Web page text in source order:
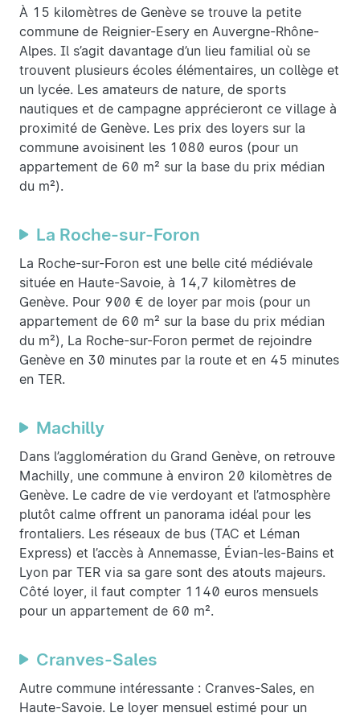
À 15 kilomètres de Genève se trouve la petite
commune de Reignier-Esery en Auvergne-Rhône-
Alpes. Il s’agit davantage d’un lieu familial où se
trouvent plusieurs écoles élémentaires, un collège et
un lycée. Les amateurs de nature, de sports
nautiques et de campagne apprécieront ce village à
proximité de Genève. Les prix des loyers sur la
commune avoisinent les 1080 euros (pour un
appartement de 60 m² sur la base du prix médian
du m²).
La Roche-sur-Foron
La Roche-sur-Foron est une belle cité médiévale
située en Haute-Savoie, à 14,7 kilomètres de
Genève. Pour 900 € de loyer par mois (pour un
appartement de 60 m² sur la base du prix médian
du m²), La Roche-sur-Foron permet de rejoindre
Genève en 30 minutes par la route et en 45 minutes
en TER.
Machilly
Dans l’agglomération du Grand Genève, on retrouve
Machilly, une commune à environ 20 kilomètres de
Genève. Le cadre de vie verdoyant et l’atmosphère
plutôt calme offrent un panorama idéal pour les
frontaliers. Les réseaux de bus (TAC et Léman
Express) et l’accès à Annemasse, Évian-les-Bains et
Lyon par TER via sa gare sont des atouts majeurs.
Côté loyer, il faut compter 1140 euros mensuels
pour un appartement de 60 m².
Cranves-Sales
Autre commune intéressante : Cranves-Sales, en
Haute-Savoie. Le loyer mensuel estimé pour un